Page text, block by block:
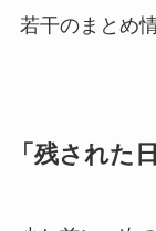
若干のまとめ
「残された